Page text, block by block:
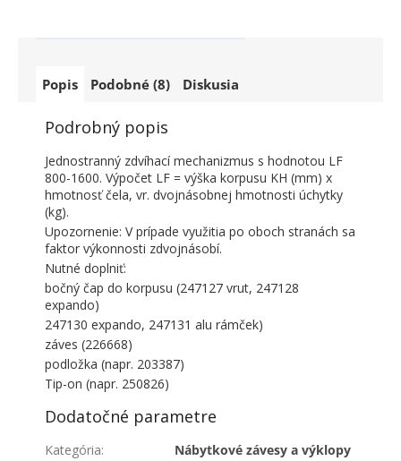
Popis Podobné (8) Diskusia
Podrobný popis
Jednostranný zdvíhací mechanizmus s hodnotou LF
800-1600. Výpočet LF = výška korpusu KH (mm) x
hmotnosť čela, vr. dvojnásobnej hmotnosti úchytky
(kg).
Upozornenie: V prípade využitia po oboch stranách sa
faktor výkonnosti zdvojnásobí.
Nutné doplniť:
bočný čap do korpusu (247127 vrut, 247128
expando)
247130 expando, 247131 alu rámček)
záves (226668)
podložka (napr. 203387)
Tip-on (napr. 250826)
Dodatočné parametre
Kategória:
Nábytkové závesy a výklopy